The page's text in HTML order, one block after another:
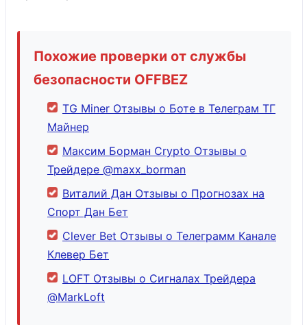
Похожие проверки от службы
безопасности OFFBEZ
TG Miner Отзывы о Боте в Телеграм ТГ
Майнер
Максим Борман Crypto Отзывы о
Трейдере @maxx_borman
Виталий Дан Отзывы о Прогнозах на
Спорт Дан Бет
Clever Bet Отзывы о Телеграмм Канале
Клевер Бет
LOFT Отзывы о Сигналах Трейдера
@MarkLoft